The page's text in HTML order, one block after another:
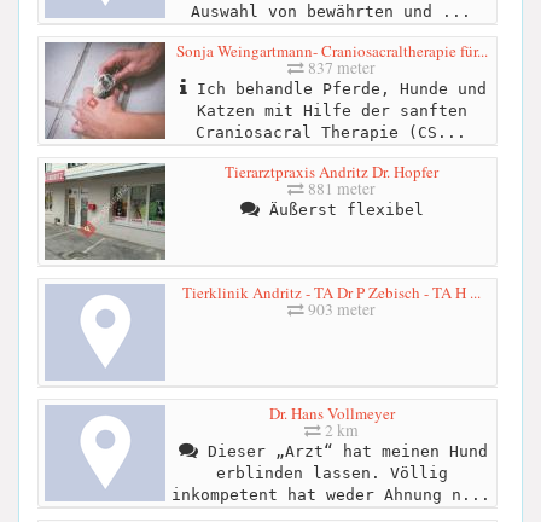
Auswahl von bewährten und ...
Sonja Weingartmann- Craniosacraltherapie für...
837 meter
Ich behandle Pferde, Hunde und
Katzen mit Hilfe der sanften
Craniosacral Therapie (CS...
Tierarztpraxis Andritz Dr. Hopfer
881 meter
Äußerst flexibel
Tierklinik Andritz - TA Dr P Zebisch - TA H ...
903 meter
Dr. Hans Vollmeyer
2 km
Dieser „Arzt“ hat meinen Hund
erblinden lassen. Völlig
inkompetent hat weder Ahnung n...